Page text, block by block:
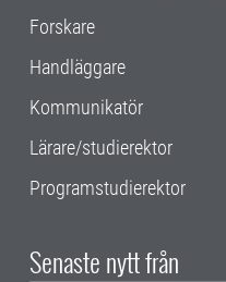
Forskare
Handläggare
Kommunikatör
Lärare/studierektor
Programstudierektor
Senaste nytt från